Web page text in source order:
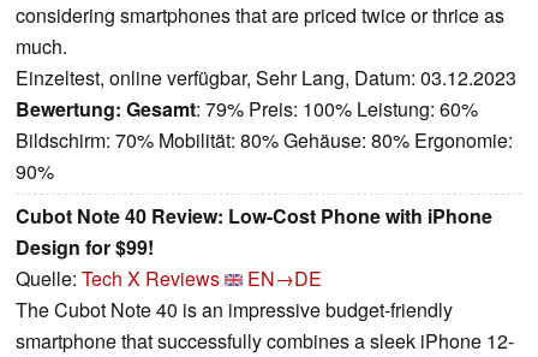
considering smartphones that are priced twice or thrice as
much.
Einzeltest, online verfügbar, Sehr Lang, Datum: 03.12.2023
Bewertung: Gesamt: 79% Preis: 100% Leistung: 60%
Bildschirm: 70% Mobilität: 80% Gehäuse: 80% Ergonomie:
90%
Cubot Note 40 Review: Low-Cost Phone with iPhone
Design for $99!
Quelle: Tech X Reviews
EN→DE
The Cubot Note 40 is an impressive budget-friendly
smartphone that successfully combines a sleek iPhone 12-